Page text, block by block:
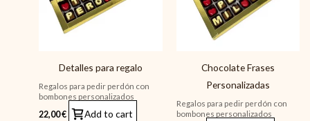
Detalles para regalo
Regalos para pedir perdón con
bombones personalizados
22,00€ Add to cart
Chocolate Frases
Personalizadas
Regalos para pedir perdón con
bombones personalizados